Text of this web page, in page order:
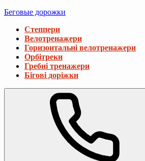
Беговые дорожки
Степпери
Велотренажери
Горизонтальні велотренажери
Орбітреки
Гребні тренажери
Бігові доріжки